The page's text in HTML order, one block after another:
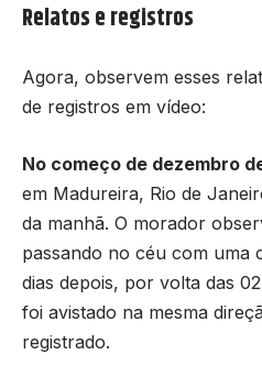
Relatos e registros
Agora, observem esses
de registros em vídeo:
No começo de dezembro
em Madureira, Rio de
da manhã. O morador
passando no céu com uma
dias depois, por volta das
foi avistado na mesma
registrado.